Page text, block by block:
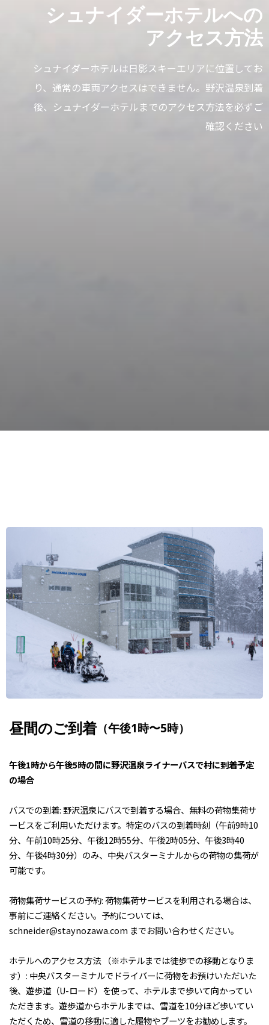
シュナイダーホテルへの
アクセス方法
シュナイダーホテルは日影スキーエリアに位置してお
り、通常の車両アクセスはできません。野沢温泉到着
後、シュナイダーホテルまでのアクセス方法を必ずご
確認ください
昼間のご到着 （午後1時〜5時）
午後1時から午後5時の間に野沢温泉ライナーバスで村に到着予定
の場合
‍バスでの到着: 野沢温泉にバスで到着する場合、無料の荷物集荷サ
ービスをご利用いただけます。特定のバスの到着時刻（午前9時10
分、午前10時25分、午後12時55分、午後2時05分、午後3時40
分、午後4時30分）のみ、中央バスターミナルからの荷物の集荷が
可能です。
‍荷物集荷サービスの予約: 荷物集荷サービスを利用される場合は、
事前にご連絡ください。予約については、
schneider@staynozawa.com までお問い合わせください。
‍ホテルへのアクセス方法 （※ホテルまでは徒歩での移動となりま
す）: 中央バスターミナルでドライバーに荷物をお預けいただいた
後、遊歩道（U-ロード）を使って、ホテルまで歩いて向かってい
ただきます。遊歩道からホテルまでは、雪道を10分ほど歩いてい
ただくため、雪道の移動に適した履物やブーツをお勧めします。